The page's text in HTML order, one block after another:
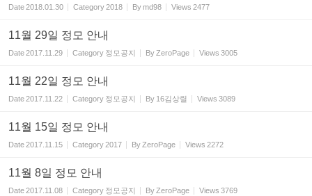
Date2018.01.30 Category2018 Bymd98 Views 2477
11월 29일 정모 안내
Date2017.11.29 Category 정모공지 By ZeroPage Views 3005
11월 22일 정모 안내
Date2017.11.22 Category 정모공지 By 16김상렬 Views 3089
11월 15일 정모 안내
Date2017.11.15 Category2017 By ZeroPage Views 2272
11월 8일 정모 안내
Date2017.11.08 Category 정모공지 By ZeroPage Views 3769